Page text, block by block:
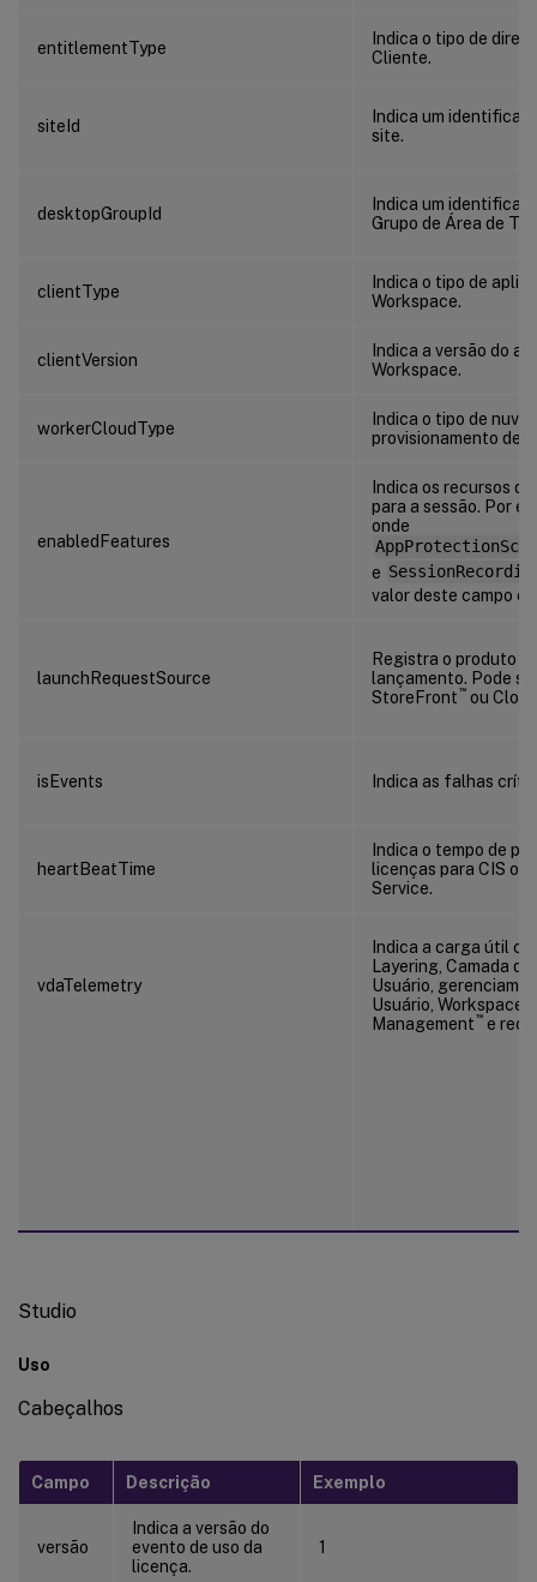
entitlementType
Indica o tipo de
Cliente.
siteId
Indica um
site.
desktopGroupId
Indica um
Grupo de Área de
clientType
Indica o tipo de
Workspace.
clientVersion
Indica a versão do
Workspace.
workerCloudType
Indica o tipo de
provisionamento de
enabledFeatures
Indica os recursos
para a sessão. Por
onde
e
valor deste campo é
launchRequestSource
Registra o produto
lançamento. Pode
StoreFront ™ ou
isEvents Indica as falhas
heartBeatTime
Indica o tempo de
licenças para CIS
Service.
vdaTelemetry
Indica a carga útil
Layering, Camada
Usuário,
Usuário, Workspace
Management ™ e
Studio
Uso
Cabeçalhos
Campo Descrição Exemplo
versão
Indica a versão do
evento de uso da
licença.
1